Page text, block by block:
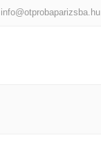
info@otprobaparizsba.hu